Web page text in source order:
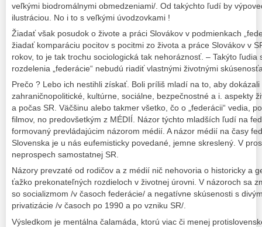
veľkými biodromálnymi obmedzeniami/. Od takýchto ľudí by
ilustráciou. No i to s veľkými úvodzovkami !
Žiadať však posudok o živote a práci Slovákov v podmienkach
žiadať komparáciu pocitov s pocitmi zo života a práce Slovákov v
rokov, to je tak trochu sociologická tak nehoráznosť. – Takýto
rozdelenia „federácie“ nebudú riadiť vlastnými životnými
Prečo ? Lebo ich nestihli získať. Boli príliš mladí na to, aby
zahraničnopolitické, kultúrne, sociálne, bezpečnostné a i. aspekty
a počas SR. Väčšinu alebo takmer všetko, čo o „federácii“ vedia,
filmov, no predovšetkým z MÉDIÍ. Názor týchto mladších ľudí na
formovaný prevládajúcim názorom médií. A názor médií na časy
Slovenska je u nás eufemisticky povedané, jemne skreslený. V
neprospech samostatnej SR.
Názory prevzaté od rodičov a z médií nič nehovoria o historicky a
ťažko prekonateľných rozdieloch v životnej úrovni. V názoroch sa
so socializmom /v časoch federácie/ a negatívne skúsenosti s
privatizácie /v časoch po 1990 a po vzniku SR/.
Výsledkom je mentálna čalamáda, ktorú viac či menej